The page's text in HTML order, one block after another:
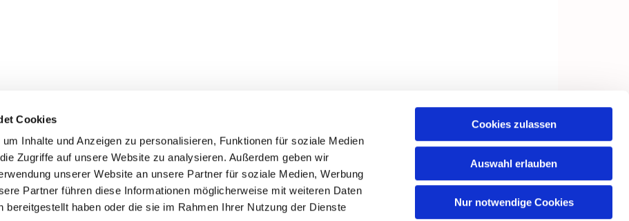
Cookies
Inhalte und Anzeigen zu personalisieren, Funktionen für soziale Medien
Zugriffe auf unsere Website zu analysieren. Außerdem geben wir
unserer Website an unsere Partner für soziale Medien, Werbung
Partner führen diese Informationen möglicherweise mit weiteren Daten
bereitgestellt haben oder die sie im Rahmen Ihrer Nutzung der Dienste
Cookies zulassen
Auswahl erlauben
Nur notwendige Cookies